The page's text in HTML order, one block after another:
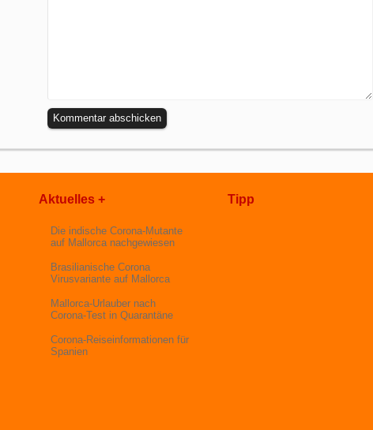
Aktuelles +
Die indische Corona-Mutante
auf Mallorca nachgewiesen
Brasilianische Corona
Virusvariante auf Mallorca
Mallorca-Urlauber nach
Corona-Test in Quarantäne
Corona-Reiseinformationen für
Spanien
Tipp